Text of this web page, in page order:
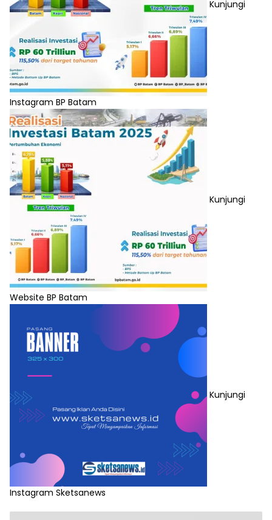
Kunjungi
Instagram BP Batam
Kunjungi
Website BP Batam
Kunjungi
Instagram Sketsanews